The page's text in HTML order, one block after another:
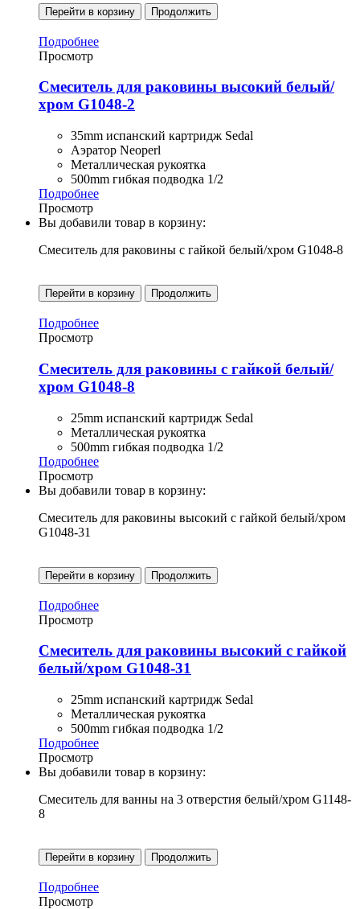
Перейти в корзину Продолжить
Подробнее
Просмотр
Смеситель для раковины высокий белый/
хром G1048-2
35mm испанский картридж Sedal
Аэратор Neoperl
Металлическая рукоятка
500mm гибкая подводка 1/2
Подробнее
Просмотр
Вы добавили товар в корзину:
Смеситель для раковины с гайкой белый/хром G1048-8
Перейти в корзину Продолжить
Подробнее
Просмотр
Смеситель для раковины с гайкой белый/
хром G1048-8
25mm испанский картридж Sedal
Металлическая рукоятка
500mm гибкая подводка 1/2
Подробнее
Просмотр
Вы добавили товар в корзину:
Смеситель для раковины высокий с гайкой белый/хром
G1048-31
Перейти в корзину Продолжить
Подробнее
Просмотр
Смеситель для раковины высокий с гайкой
белый/хром G1048-31
25mm испанский картридж Sedal
Металлическая рукоятка
500mm гибкая подводка 1/2
Подробнее
Просмотр
Вы добавили товар в корзину:
Смеситель для ванны на 3 отверстия белый/хром G1148-
8
Перейти в корзину Продолжить
Подробнее
Просмотр